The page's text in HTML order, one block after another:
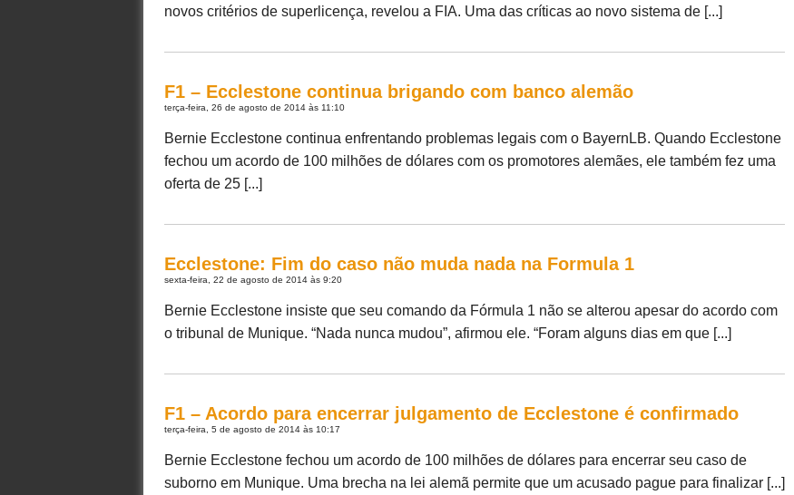
novos critérios de superlicença, revelou a FIA. Uma das críticas ao novo sistema de [...]
F1 – Ecclestone continua brigando com banco alemão
terça-feira, 26 de agosto de 2014 às 11:10
Bernie Ecclestone continua enfrentando problemas legais com o BayernLB. Quando Ecclestone
fechou um acordo de 100 milhões de dólares com os promotores alemães, ele também fez uma
oferta de 25 [...]
Ecclestone: Fim do caso não muda nada na Formula 1
sexta-feira, 22 de agosto de 2014 às 9:20
Bernie Ecclestone insiste que seu comando da Fórmula 1 não se alterou apesar do acordo com
o tribunal de Munique. “Nada nunca mudou”, afirmou ele. “Foram alguns dias em que [...]
F1 – Acordo para encerrar julgamento de Ecclestone é confirmado
terça-feira, 5 de agosto de 2014 às 10:17
Bernie Ecclestone fechou um acordo de 100 milhões de dólares para encerrar seu caso de
suborno em Munique. Uma brecha na lei alemã permite que um acusado pague para finalizar [...]